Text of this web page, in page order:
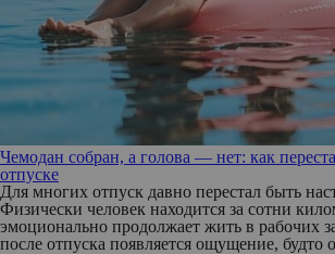
Чемодан собран, а голова — нет: как
отпуске
Для многих отпуск давно перестал быть
Физически человек находится за сотни
эмоционально продолжает жить в рабочих
после отпуска появляется ощущение, будто